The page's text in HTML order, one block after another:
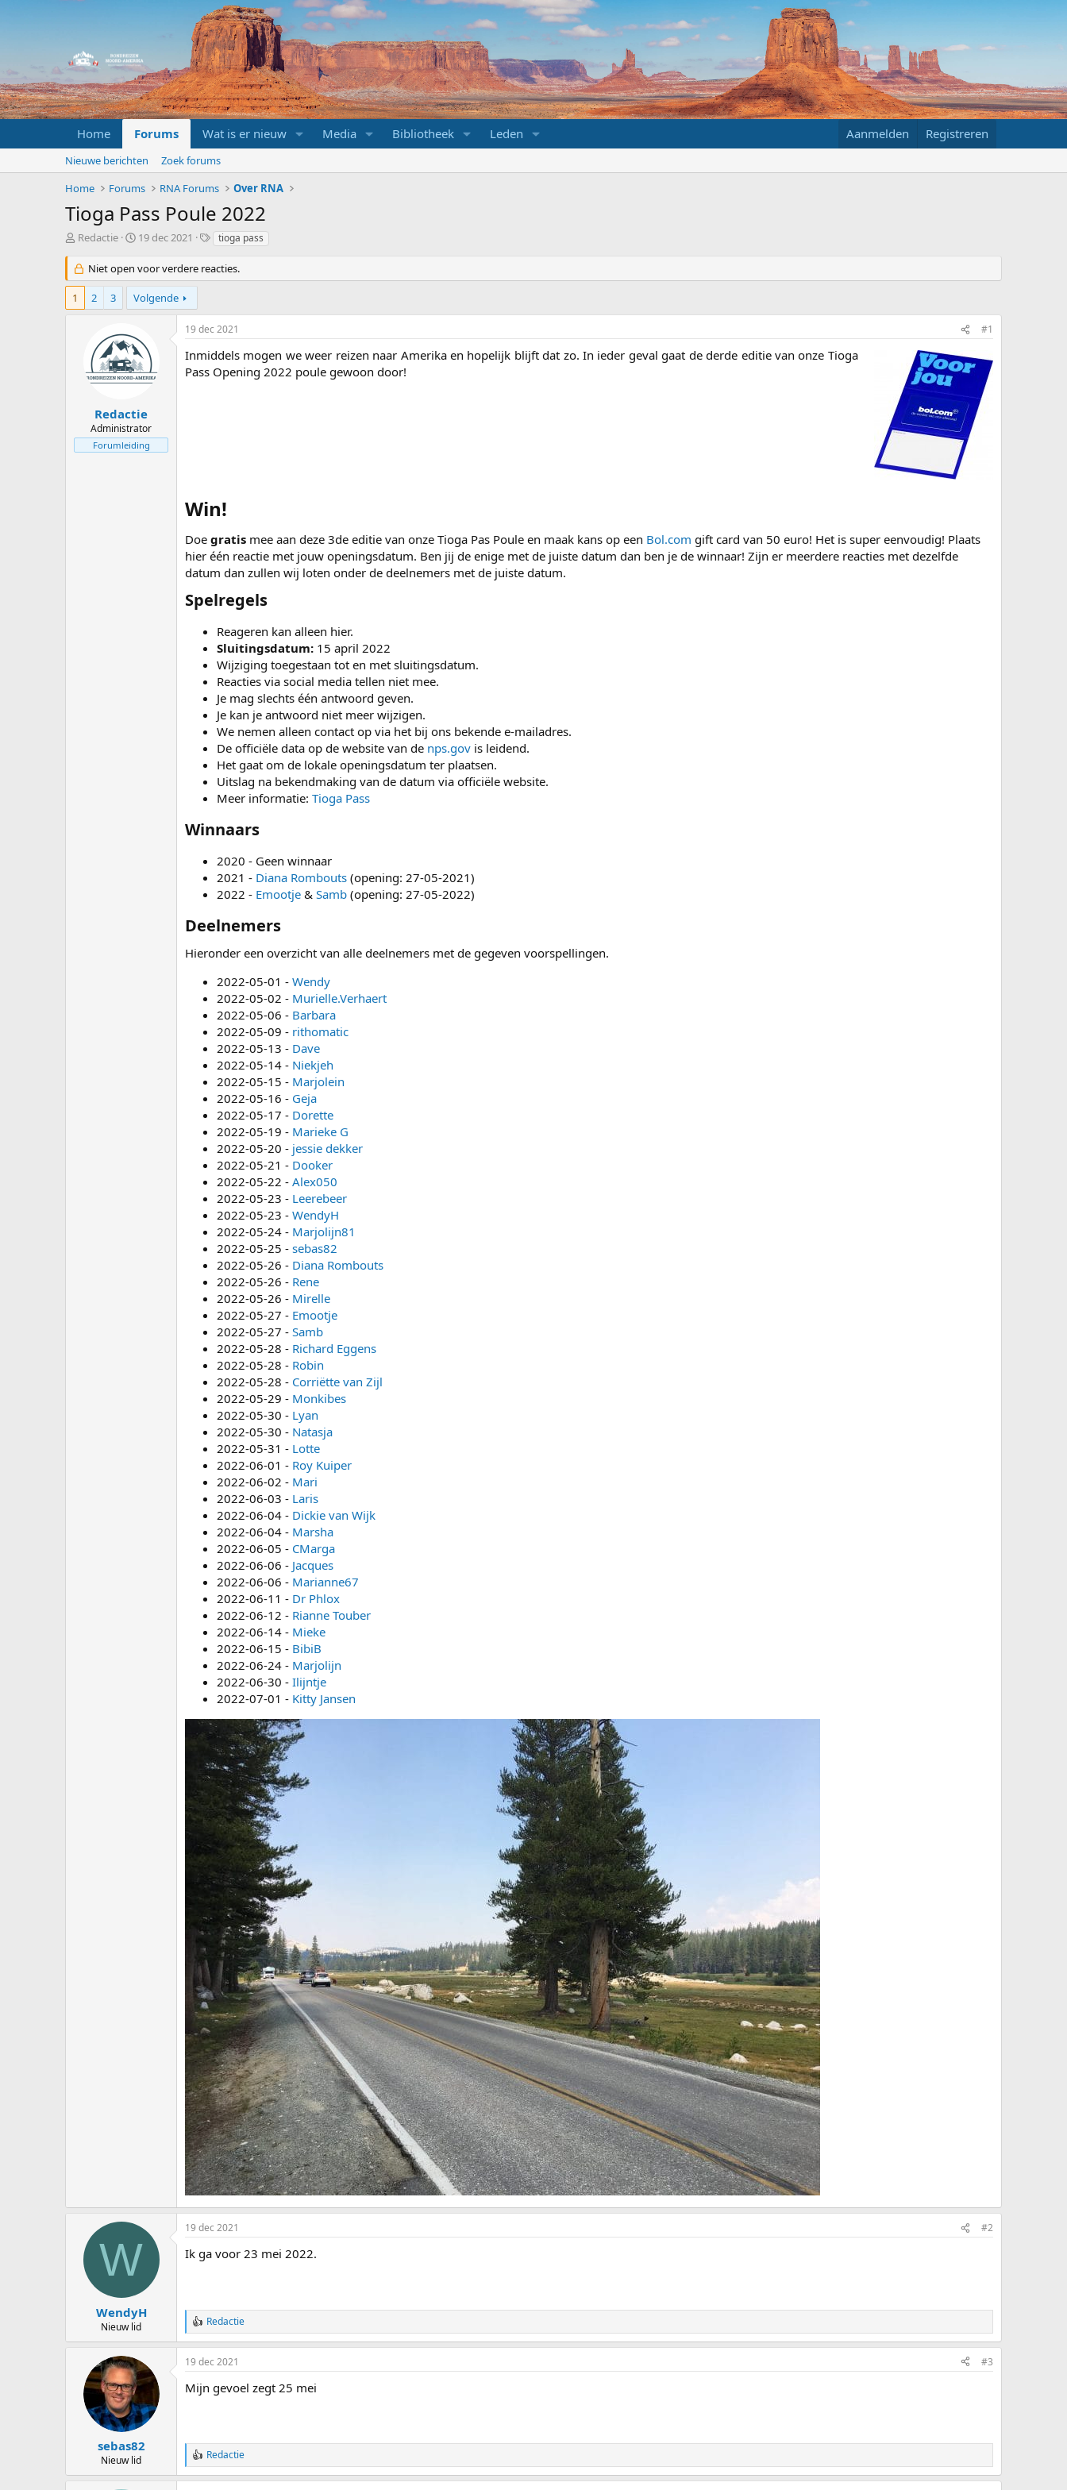
Home Forums Wat is er nieuw Media Bibliotheek Leden Aanmelden Registreren
Nieuwe berichten
Zoek forums
Home
Forums RNA Forums Over RNA
Tioga Pass Poule 2022
O
d
e
w
e
r
Redactie
S
a
r
t
d
t
u
m
19 dec 2021
T
g
s
tioga pass
Niet open voor verdere reacties.
1 2 3 Volgende
Redactie
Administrator
Forumleiding
19 dec 2021 #1
Inmiddels mogen we weer reizen naar Amerika en hopelijk blijft dat zo. In ieder geval gaat de derde editie van onze Tioga
Pass Opening 2022 poule gewoon door!​
Win!​
Doe gratis mee aan deze 3de editie van onze Tioga Pas Poule en maak kans op een Bol.com gift card van 50 euro! Het is super eenvoudig! Plaats
hier één reactie met jouw openingsdatum. Ben jij de enige met de juiste datum dan ben je de winnaar! Zijn er meerdere reacties met dezelfde
datum dan zullen wij loten onder de deelnemers met de juiste datum.
Spelregels​
Reageren kan alleen hier.
Sluitingsdatum: 15 april 2022
Wijziging toegestaan tot en met sluitingsdatum.
Reacties via social media tellen niet mee.
Je mag slechts één antwoord geven.
Je kan je antwoord niet meer wijzigen.
We nemen alleen contact op via het bij ons bekende e-mailadres.
De officiële data op de website van de nps.gov is leidend.
Het gaat om de lokale openingsdatum ter plaatsen.
Uitslag na bekendmaking van de datum via officiële website.
Meer informatie: Tioga Pass
Winnaars​
2020 - Geen winnaar
2021 - Diana Rombouts (opening: 27-05-2021)
2022 - Emootje & Samb (opening: 27-05-2022)
Deelnemers​
Hieronder een overzicht van alle deelnemers met de gegeven voorspellingen.
2022-05-01 - Wendy
2022-05-02 - Murielle.Verhaert
2022-05-06 - Barbara
2022-05-09 - rithomatic
2022-05-13 - Dave
2022-05-14 - Niekjeh
2022-05-15 - Marjolein
2022-05-16 - Geja
2022-05-17 - Dorette
2022-05-19 - Marieke G
2022-05-20 - jessie dekker
2022-05-21 - Dooker
2022-05-22 - Alex050
2022-05-23 - Leerebeer
2022-05-23 - WendyH
2022-05-24 - Marjolijn81
2022-05-25 - sebas82
2022-05-26 - Diana Rombouts
2022-05-26 - Rene
2022-05-26 - Mirelle
2022-05-27 - Emootje
2022-05-27 - Samb
2022-05-28 - Richard Eggens
2022-05-28 - Robin
2022-05-28 - Corriëtte van Zijl
2022-05-29 - Monkibes
2022-05-30 - Lyan
2022-05-30 - Natasja
2022-05-31 - Lotte
2022-06-01 - Roy Kuiper
2022-06-02 - Mari
2022-06-03 - Laris
2022-06-04 - Dickie van Wijk
2022-06-04 - Marsha
2022-06-05 - CMarga
2022-06-06 - Jacques
2022-06-06 - Marianne67
2022-06-11 - Dr Phlox
2022-06-12 - Rianne Touber
2022-06-14 - Mieke
2022-06-15 - BibiB
2022-06-24 - Marjolijn
2022-06-30 - Ilijntje
2022-07-01 - Kitty Jansen
W
WendyH
Nieuw lid
19 dec 2021 #2
Ik ga voor 23 mei 2022.
W
a
a
r
e
g
e
n
:
Redactie
sebas82
Nieuw lid
19 dec 2021 #3
Mijn gevoel zegt 25 mei
W
a
a
Redactie